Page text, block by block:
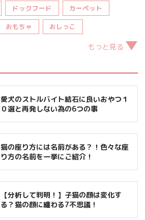
ドックフード カーペット
おもちゃ おしっこ
もっと見る
愛犬のストルバイト結石に良いおやつ１
０選と再発しない為の6つの事
猫の座り方には名前がある？！色々な座
り方の名前を一挙にご紹介！
【分析して判明！】子猫の顔は変化す
る？猫の顔に纏わる7不思議！